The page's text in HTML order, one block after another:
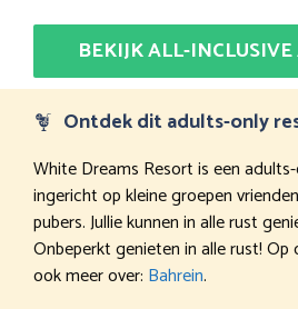
BEKIJK ALL-
Ontdek dit adults-only
White Dreams Resort is een
ingericht op kleine groepen
pubers. Jullie kunnen in alle rust
Onbeperkt genieten in alle rust! Op
ook meer over: Bahrein.